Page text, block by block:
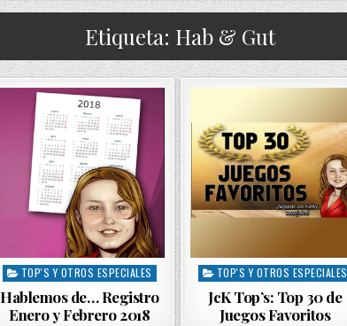
Etiqueta: Hab & Gut
P
o
s
TOP'S Y OTROS ESPECIALES
Hablemos de… Registro
Enero y Febrero 2018
P
TOP'S Y OTROS ESPECIALES
JcK Top’s: Top 30 de
Juegos Favoritos